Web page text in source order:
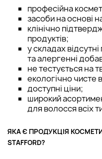
професійна
засоби на основі
клінічно
продуктів;
у складах
та алергенні
не тестується на
екологічно чисте
доступні ціни;
широкий
для волосся всіх
ЯКА Є ПРОДУКЦІЯ
STAFFORD?